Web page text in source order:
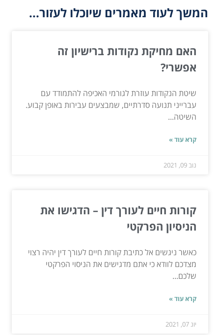
המשך לעוד מאמרים שיוכלו לעזור...
האם מחיקת נקודות ברישיון זה
אפשרי?
שיטת הנקודות עוזרת לגורמי האכיפה להתמודד עם
עברייני תנועה סדרתיים, שמבצעים עבירות באופן קבוע.
השיטה...
קרא עוד »
נוב 09, 2021
קורות חיים לעורך דין – הדגישו את
הניסיון הפרקטי
כאשר ניגשים אל כתיבת קורות חיים לעורך דין יהיה רצוי
מצדכם לוודא כי אתם מדגישים את הניסוי הפרקטי
שלכם...
קרא עוד »
יונ 07, 2021